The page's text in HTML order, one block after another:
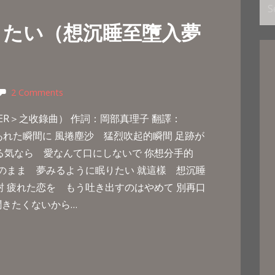
い（想沉睡至墮入夢
2 Comments
＞之收錄曲） 作詞：岡部真理子 翻譯：
た瞬間に 風捲塵沙 猛烈吹起的瞬間 足跡が
気なら 愛なんて口にしないで 你想分手的
まま 夢みるように眠りたい 就這樣 想沉睡
疲れた恋を もう吐き出すのはやめて 別再口
たくないから…